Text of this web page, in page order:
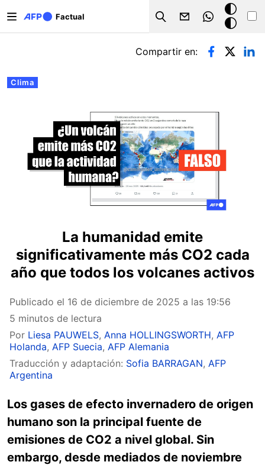
Factual
Search
Modo
oscuro
Solapas principales
Clima
Compartir en:
La humanidad emite
significativamente más CO2 cada
año que todos los volcanes activos
Publicado el 16 de diciembre de 2025 a las 19:56
5 minutos de lectura
Por Liesa PAUWELS, Anna HOLLINGSWORTH, AFP
Holanda, AFP Suecia, AFP Alemania
Traducción y adaptación: Sofia BARRAGAN, AFP
Argentina
Los gases de efecto invernadero de origen
humano son la principal fuente de
emisiones de CO2 a nivel global. Sin
embargo, desde mediados de noviembre